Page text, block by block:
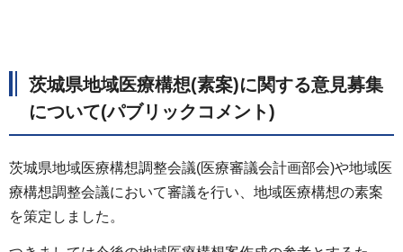
茨城県地域医療構想(素案)に関する意見募集
について(パブリックコメント)
茨城県地域医療構想調整会議(医療審議会計画部会)や地域医
療構想調整会議において審議を行い、地域医療構想の素案
を策定しました。